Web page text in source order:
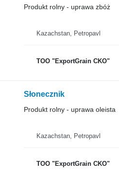
Produkt rolny - uprawa zbóż
Kazachstan, Petropavl
TOO "ExportGrain CKO"
Słonecznik
Produkt rolny - uprawa oleista
Kazachstan, Petropavl
TOO "ExportGrain CKO"